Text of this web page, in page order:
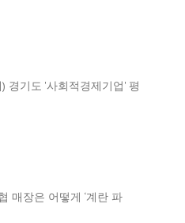
경기도 '사회적경제기업' 평
매장은 어떻게 ‘계란 파